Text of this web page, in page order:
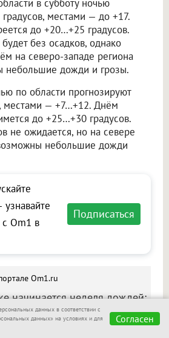
в субботу ночью
местами — до +17.
до +20…+25 градусов.
без осадков, однако
на северо-западе региона
небольшие дожди и грозы.
по области прогнозируют
местами — +7…+12. Днём
до +25…+30 градусов.
не ожидается, но на севере
небольшие дожди
Om1 в
Подписаться
Om1.ru
начинается неделя дождей:
до +21
данных в соответствии с
данных» на условиях и для
Согласен